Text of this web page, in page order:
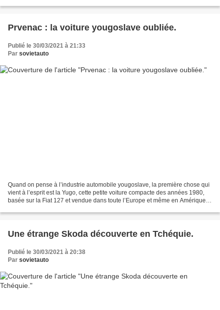
Prvenac : la voiture yougoslave oubliée.
Publié le 30/03/2021 à 21:33
Par sovietauto
Quand on pense à l’industrie automobile yougoslave, la première chose qui
vient à l’esprit est la Yugo, cette petite voiture compacte des années 1980,
basée sur la Fiat 127 et vendue dans toute l’Europe et même en Amérique.
Une étrange Skoda découverte en Tchéquie.
Publié le 30/03/2021 à 20:38
Par sovietauto